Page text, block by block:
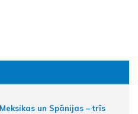
un Spānijas – trīs